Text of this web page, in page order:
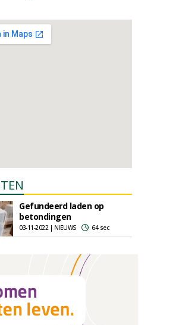
Gefundeerd laden op
betondingen
03-11-2022 | NIEUWS 64 sec